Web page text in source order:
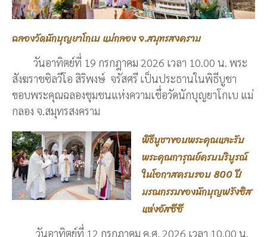
ฉลองวัดนักบุญยาโกเบ แม่กลอง จ.สมุทรสงคราม
วันอาทิตย์ที่ 19 กรกฎาคม 2026 เวลา 10.00 น. พระ
สังฆราชซิลวีโอ สิริพงษ์ จรัสศรี เป็นประธานในพิธีบูชา
ขอบพระคุณฉลองชุมชนแห่งความเชื่อวัดนักบุญยาโกเบ แม่
กลอง จ.สมุทรสงคราม
พิธีบูชาขอบพระคุณและรับ
พระคุณการุณย์ครบบริบูรณ์
ในโอกาสครบรอบ 800 ปี
มรณกรรมของนักบุญฟรังซิส
แห่งอัสซีซี
วันอาทิตย์ที่ 12 กรกฎาคม ค.ศ. 2026 เวลา 10.00 น.